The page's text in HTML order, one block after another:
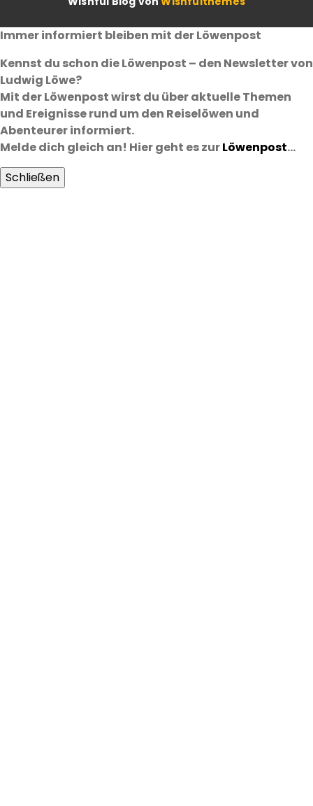
Immer informiert bleiben mit der Löwenpost
Kennst du schon die Löwenpost – den Newsletter von
Ludwig Löwe?
Mit der Löwenpost wirst du über aktuelle Themen
und Ereignisse rund um den Reiselöwen und
Abenteurer informiert.
Melde dich gleich an! Hier geht es zurLöwenpost…
Schließen